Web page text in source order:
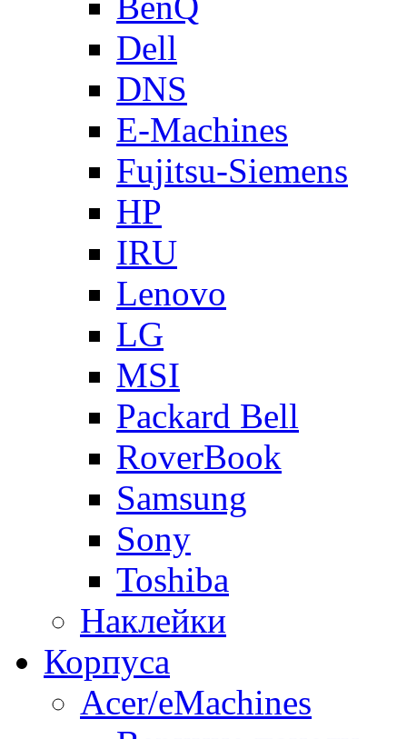
Dell
DNS
E-Machines
Fujitsu-Siemens
HP
IRU
Lenovo
LG
MSI
Packard Bell
RoverBook
Samsung
Sony
Toshiba
Наклейки
Корпуса
Acer/eMachines